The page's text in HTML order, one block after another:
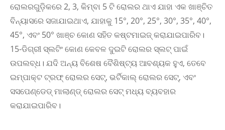
ରୋଲରଗୁଡ଼ିକରେ 2, 3, କିମ୍ବା 5 ଟି ରୋଲର ଥାଏ ଯାହା ଏକ ଖାଞ୍ଚିତ
ବିନ୍ୟାସରେ ସଜାଯାଇଥାଏ, ଯାହାକୁ 15°, 20°, 25°, 30°, 35°, 40°,
45°, ଏବଂ 50° ଖାଞ୍ଚ କୋଣ ସହିତ କଷ୍ଟମାଇଜ୍ କରାଯାଇପାରିବ।
15-ଡିଗ୍ରୀ ସ୍ଲଟିଂ କୋଣ କେବଳ ଦୁଇଟି ରୋଲର ସ୍ଲଟ୍ ପାଇଁ
ଉପଲବ୍ଧ। ଯଦି ଅନ୍ୟ ବିଶେଷ ବୈଶିଷ୍ଟ୍ୟ ଆବଶ୍ୟକ ହୁଏ, ତେବେ
ଇମ୍ପାକ୍ଟ ଟ୍ରଫ୍ ରୋଲର ସେଟ୍, ଭର୍ଟିକାଲ୍ ରୋଲର ସେଟ୍, ଏବଂ
ସସପେଣ୍ଡେଡ୍ ମାଲାଣ୍ଡ୍ ରୋଲର ସେଟ୍ ମଧ୍ୟ ବ୍ୟବହାର
କରାଯାଇପାରିବ।